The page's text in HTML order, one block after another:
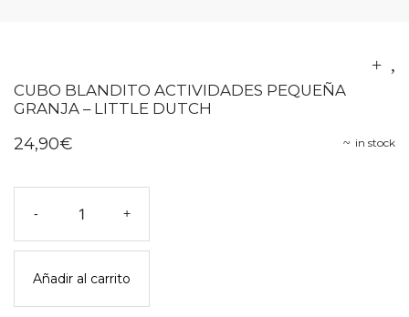
CUBO BLANDITO ACTIVIDADES PEQUEÑA
GRANJA – LITTLE DUTCH
in stock
24,90€
-
blandito
actividades
granja
-
+
Añadir al carrito